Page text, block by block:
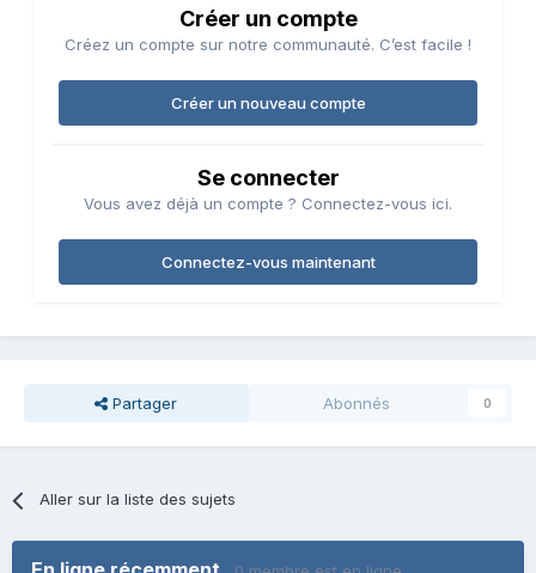
Créer un compte
Créez un compte sur notre communauté. C’est facile !
Créer un nouveau compte
Se connecter
Vous avez déjà un compte ? Connectez-vous ici.
Connectez-vous maintenant
Partager Abonnés 0
Aller sur la liste des sujets